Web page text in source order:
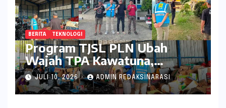
BERITA TEKNOLOGI
Program TJSL PLN Ubah
Wajah TPA Kawatuna,
Sampah Kini Bernilai Ekonomi
dan Lingkungan
JULI 10, 2026 ADMIN REDAKSINARASI